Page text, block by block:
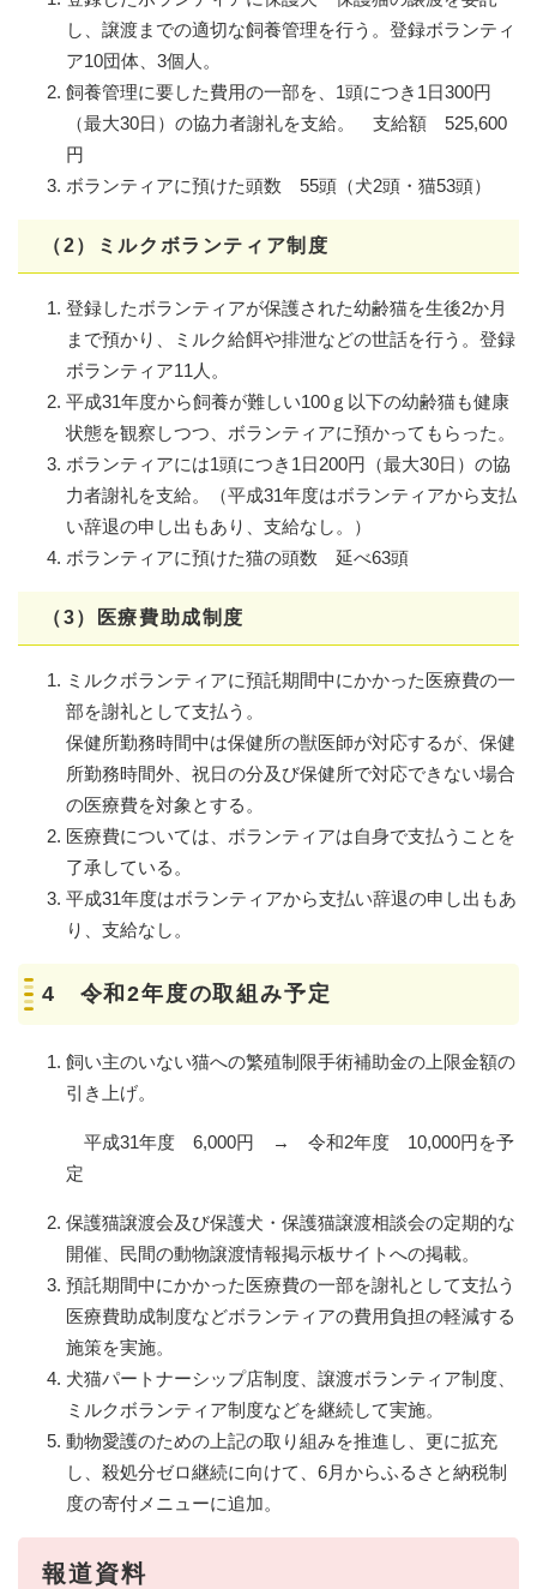
し、譲渡までの適切な飼養管理を行う。登録ボランティ
ア10団体、3個人。
飼養管理に要した費用の一部を、1頭につき1日300円
（最大30日）の協力者謝礼を支給。 支給額 525,600
円
ボランティアに預けた頭数 55頭（犬2頭・猫53頭）
（2）ミルクボランティア制度
登録したボランティアが保護された幼齢猫を生後2か月
まで預かり、ミルク給餌や排泄などの世話を行う。登録
ボランティア11人。
平成31年度から飼養が難しい100ｇ以下の幼齢猫も健康
状態を観察しつつ、ボランティアに預かってもらった。
ボランティアには1頭につき1日200円（最大30日）の協
力者謝礼を支給。（平成31年度はボランティアから支払
い辞退の申し出もあり、支給なし。）
ボランティアに預けた猫の頭数 延べ63頭
（3）医療費助成制度
ミルクボランティアに預託期間中にかかった医療費の一
部を謝礼として支払う。
保健所勤務時間中は保健所の獣医師が対応するが、保健
所勤務時間外、祝日の分及び保健所で対応できない場合
の医療費を対象とする。
医療費については、ボランティアは自身で支払うことを
了承している。
平成31年度はボランティアから支払い辞退の申し出もあ
り、支給なし。
4 令和2年度の取組み予定
飼い主のいない猫への繁殖制限手術補助金の上限金額の
引き上げ。
平成31年度 6,000円 → 令和2年度 10,000円を予
定
保護猫譲渡会及び保護犬・保護猫譲渡相談会の定期的な
開催、民間の動物譲渡情報掲示板サイトへの掲載。
預託期間中にかかった医療費の一部を謝礼として支払う
医療費助成制度などボランティアの費用負担の軽減する
施策を実施。
犬猫パートナーシップ店制度、譲渡ボランティア制度、
ミルクボランティア制度などを継続して実施。
動物愛護のための上記の取り組みを推進し、更に拡充
し、殺処分ゼロ継続に向けて、6月からふるさと納税制
度の寄付メニューに追加。
報道資料